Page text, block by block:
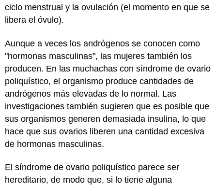
ciclo menstrual y la ovulación (el momento en que se
libera el óvulo).
Aunque a veces los andrógenos se conocen como
"hormonas masculinas", las mujeres también los
producen. En las muchachas con síndrome de ovario
poliquístico, el organismo produce cantidades de
andrógenos más elevadas de lo normal. Las
investigaciones también sugieren que es posible que
sus organismos generen demasiada insulina, lo que
hace que sus ovarios liberen una cantidad excesiva
de hormonas masculinas.
El síndrome de ovario poliquístico parece ser
hereditario, de modo que, si lo tiene alguna